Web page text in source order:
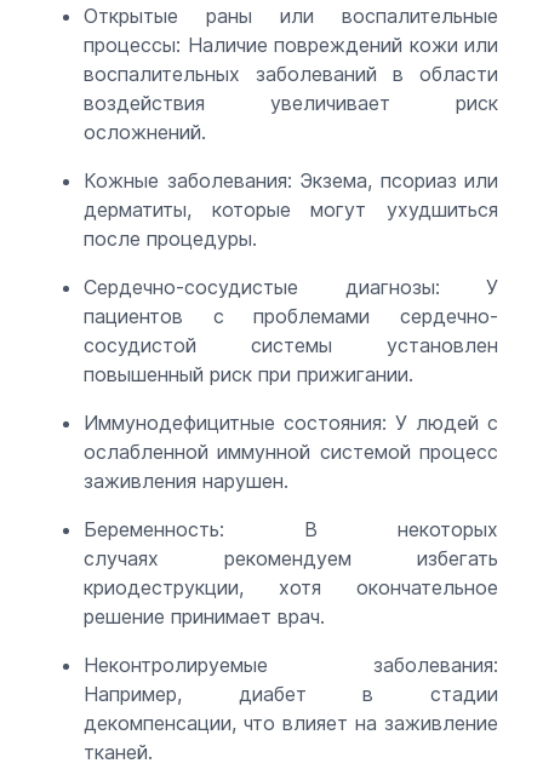
Открытые раны или воспалительные
процессы: Наличие повреждений кожи или
воспалительных заболеваний в области
воздействия увеличивает риск
осложнений.
Кожные заболевания: Экзема, псориаз или
дерматиты, которые могут ухудшиться
после процедуры.
Сердечно-сосудистые диагнозы: У
пациентов с проблемами сердечно-
сосудистой системы установлен
повышенный риск при прижигании.
Иммунодефицитные состояния: У людей с
ослабленной иммунной системой процесс
заживления нарушен.
Беременность: В некоторых
случаях рекомендуем избегать
криодеструкции, хотя окончательное
решение принимает врач.
Неконтролируемые заболевания:
Например, диабет в стадии
декомпенсации, что влияет на заживление
тканей.